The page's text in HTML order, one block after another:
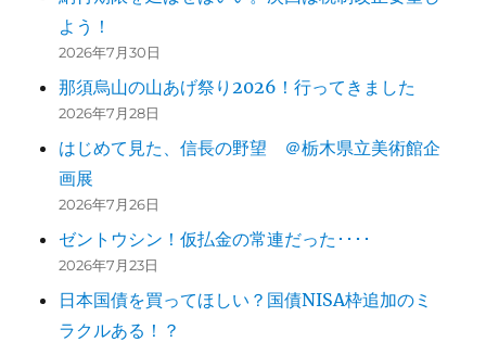
よう！
2026年7月30日
那須烏山の山あげ祭り2026！行ってきました
2026年7月28日
はじめて見た、信長の野望 ＠栃木県立美術館企
画展
2026年7月26日
ゼントウシン！仮払金の常連だった････
2026年7月23日
日本国債を買ってほしい？国債NISA枠追加のミ
ラクルある！？